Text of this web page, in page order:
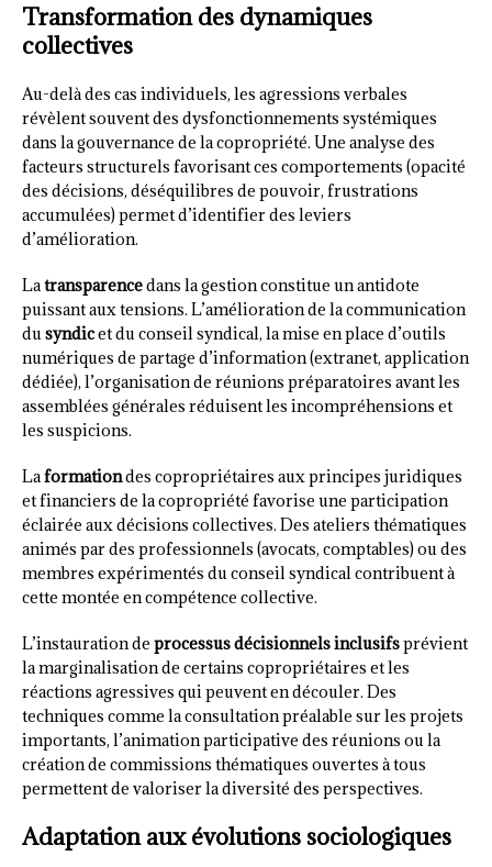
Transformation des dynamiques
collectives
Au-delà des cas individuels, les agressions verbales
révèlent souvent des dysfonctionnements systémiques
dans la gouvernance de la copropriété. Une analyse des
facteurs structurels favorisant ces comportements (opacité
des décisions, déséquilibres de pouvoir, frustrations
accumulées) permet d’identifier des leviers
d’amélioration.
Latransparencedans la gestion constitue un antidote
puissant aux tensions. L’amélioration de la communication
dusyndicet du conseil syndical, la mise en place d’outils
numériques de partage d’information (extranet, application
dédiée), l’organisation de réunions préparatoires avant les
assemblées générales réduisent les incompréhensions et
les suspicions.
Laformationdes copropriétaires aux principes juridiques
et financiers de la copropriété favorise une participation
éclairée aux décisions collectives. Des ateliers thématiques
animés par des professionnels (avocats, comptables) ou des
membres expérimentés du conseil syndical contribuent à
cette montée en compétence collective.
L’instauration de processus décisionnels inclusifsprévient
la marginalisation de certains copropriétaires et les
réactions agressives qui peuvent en découler. Des
techniques comme la consultation préalable sur les projets
importants, l’animation participative des réunions ou la
création de commissions thématiques ouvertes à tous
permettent de valoriser la diversité des perspectives.
Adaptation aux évolutions sociologiques